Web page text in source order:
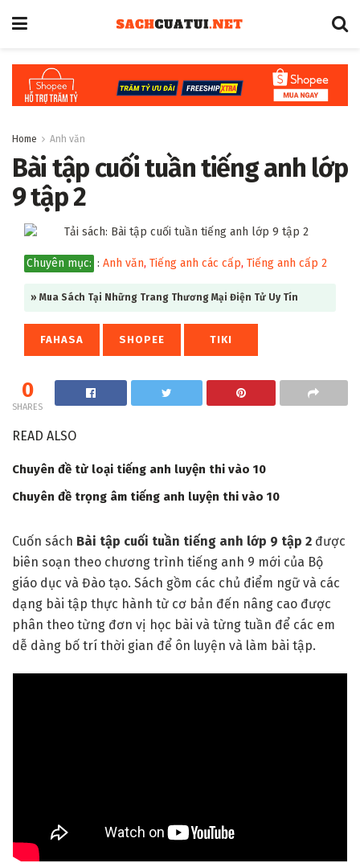
Home Anh văn
Bài tập cuối tuần tiếng anh lớp
9 tập 2
Chuyên mục: : Anh văn, Tiếng anh các cấp, Tiếng anh cấp 2
» Mua Sách Tại Những Trang Thương Mại Điện Tử Uy Tín
FAHASA SHOPEE TIKI
0
SHARES
READ ALSO
Chuyên đề từ loại tiếng anh luyện thi vào 10
Chuyên đề trọng âm tiếng anh luyện thi vào 10
Cuốn sách Bài tập cuối tuần tiếng anh lớp 9 tập 2 được
biên soạn theo chương trình tiếng anh 9 mới của Bộ
giáo dục và Đào tạo. Sách gồm các chủ điểm ngữ và các
dạng bài tập thực hành từ cơ bản đến nâng cao được
phân theo từng đơn vị học bài và từng tuần để các em
dễ dàng bố trí thời gian để ôn luyện và làm bài tập.